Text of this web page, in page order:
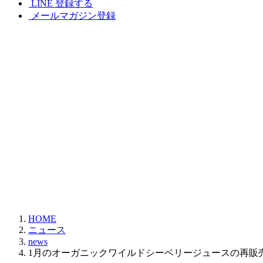
LINE 登録する
メールマガジン登録
HOME
ニュース
news
1月のオーガニックワイルドシーベリージュースの再販